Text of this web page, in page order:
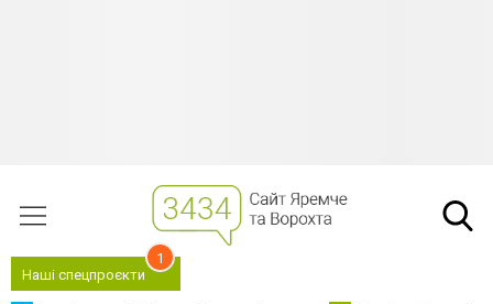
Наші спецпроєкти
1